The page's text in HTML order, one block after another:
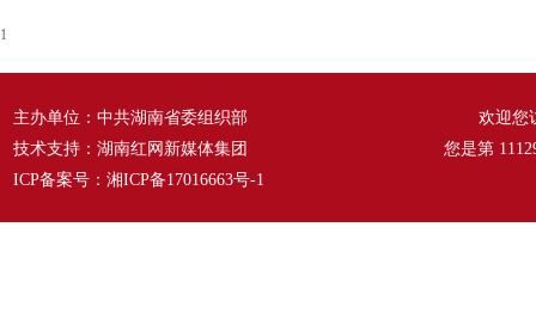
1
主办单位：中共湖南省委组织部
技术支持：湖南红网新媒体集团
ICP备案号： 湘ICP备17016663号-1
欢迎您
您是第